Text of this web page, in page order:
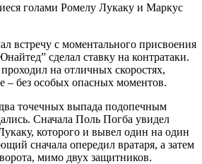
голами Ромелу Лукаку и Маркус
встречу с моментального присвоения
сделал ставку на контратаки.
на отличных скоростях,
– без особых опасных моментов.
точечных выпада подопечным
Сначала Поль Погба увидел
которого и вывел один на один
сначала опередил вратаря, а затем
мимо двух защитников.